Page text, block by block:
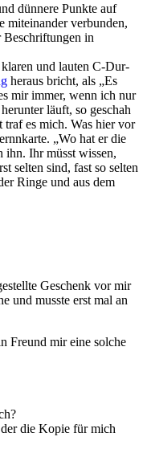
dünnere Punkte auf
miteinander verbunden,
Beschriftungen in
und lauten C-Dur-
heraus bricht, als „Es
mir immer, wenn ich nur
läuft, so geschah
es mich. Was hier vor
„Wo hat er die
ihn. Ihr müsst wissen,
selten sind, fast so selten
Ringe und aus dem
Geschenk vor mir
und musste erst mal an
Freund mir eine solche
die Kopie für mich